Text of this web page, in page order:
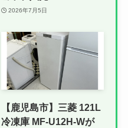
2026年7月5日
【鹿児島市】三菱 121L
冷凍庫 MF-U12H-Wが